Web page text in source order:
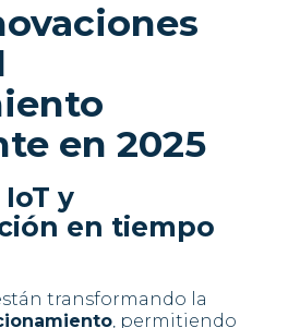
en 2025
IoT y
en tiempo
transformando la
, permitiendo